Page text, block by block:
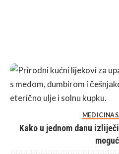
MEDICINA
Kako u jednom danu